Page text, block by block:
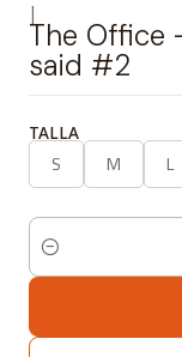
|
The Office
said #2
TALLA
S M L
Cantidad